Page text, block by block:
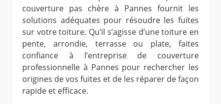
couverture pas chère à Pannes fournit les
solutions adéquates pour résoudre les fuites
sur votre toiture. Qu’il s’agisse d’une toiture en
pente, arrondie, terrasse ou plate, faites
confiance à l’entreprise de couverture
professionnelle à Pannes pour rechercher les
origines de vos fuites et de les réparer de façon
rapide et efficace.